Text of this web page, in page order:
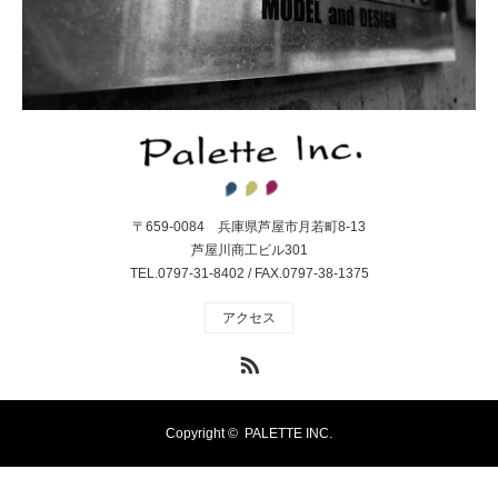
〒659-0084 兵庫県芦屋市月若町8-13
芦屋川商工ビル301
TEL.0797-31-8402 / FAX.0797-38-1375
アクセス
Copyright © PALETTE INC.